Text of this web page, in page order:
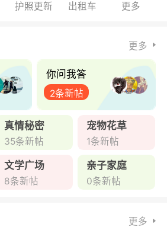
护照更新 出租车 更多
更多
你问我答
2条新帖
真情秘密
35条新帖
宠物花草
1条新帖
文学广场
8条新帖
亲子家庭
0条新帖
更多